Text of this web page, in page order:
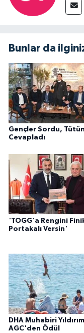
Bunlar da
Gençler Sordu,
Cevapladı
'TOGG'a Rengini
Portakalı Versin'
DHA Muhabiri
AGC'den Ödül